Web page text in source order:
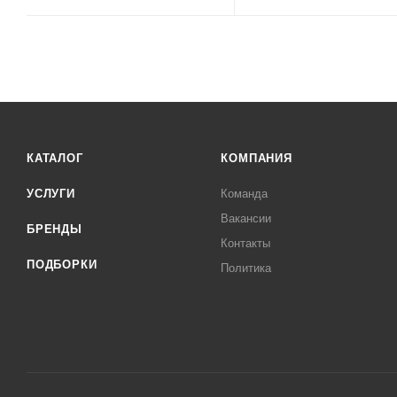
КАТАЛОГ
УСЛУГИ
БРЕНДЫ
ПОДБОРКИ
КОМПАНИЯ
Команда
Вакансии
Контакты
Политика